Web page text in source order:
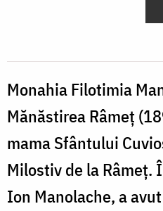
Monahia Filotimia
Mănăstirea Râmeț
mama Sfântului
Milostiv de la Râmeț.
Ion Manolache, a